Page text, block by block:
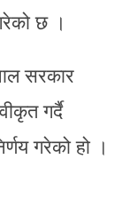
छ ।
सरकार
गर्दै
गरेको हो ।